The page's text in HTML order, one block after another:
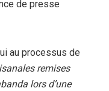
de presse
au processus de
remises
lors d’une